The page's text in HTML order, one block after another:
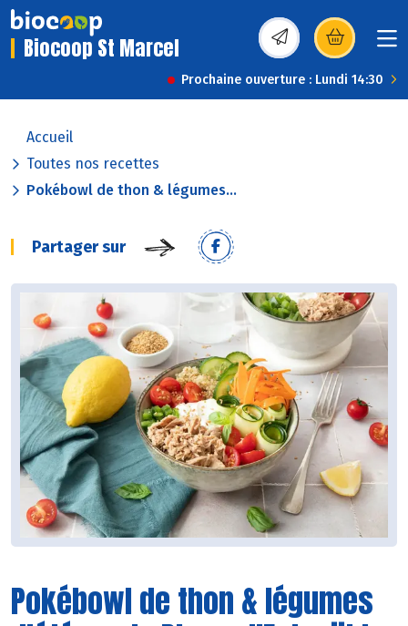
Biocoop St Marcel (s’ouvre dans une
Prochaine ouverture : Lundi 14:30
Accueil
Toutes nos recettes
Pokébowl de thon & légumes...
Partager sur
Pokébowl de thon & légumes